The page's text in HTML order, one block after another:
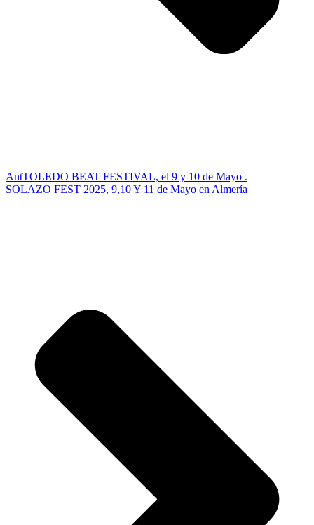
AntTOLEDO BEAT FESTIVAL, el 9 y 10 de Mayo .
SOLAZO FEST 2025, 9,10 Y 11 de Mayo en Almería